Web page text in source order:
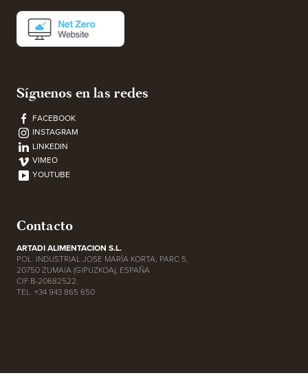
Síguenos en las redes
FACEBOOK
INSTAGRAM
LINKEDIN
VIMEO
YOUTUBE
Contacto
ARTADI ALIMENTACION S.L.
POL. INDUSTRIAL JOSE MARÍA KORTA, PARC 5,
20750 ZUMAIA (GIPUZKOA), ESPAÑA
CIF B-20682522,
TEL. +34 943 865 650